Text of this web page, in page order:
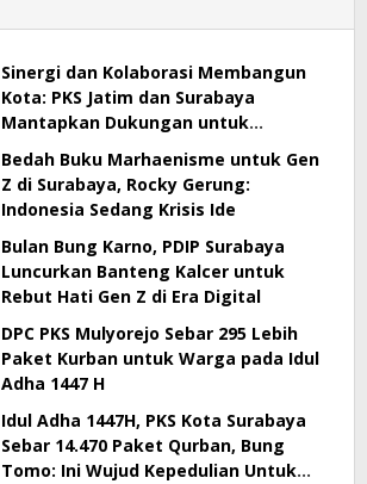
Sinergi dan Kolaborasi Membangun
Kota: PKS Jatim dan Surabaya
Mantapkan Dukungan untuk
Kebijakan Pemkot
Bedah Buku Marhaenisme untuk Gen
Z di Surabaya, Rocky Gerung:
Indonesia Sedang Krisis Ide
Bulan Bung Karno, PDIP Surabaya
Luncurkan Banteng Kalcer untuk
Rebut Hati Gen Z di Era Digital
DPC PKS Mulyorejo Sebar 295 Lebih
Paket Kurban untuk Warga pada Idul
Adha 1447 H
Idul Adha 1447H, PKS Kota Surabaya
Sebar 14.470 Paket Qurban, Bung
Tomo: Ini Wujud Kepedulian Untuk